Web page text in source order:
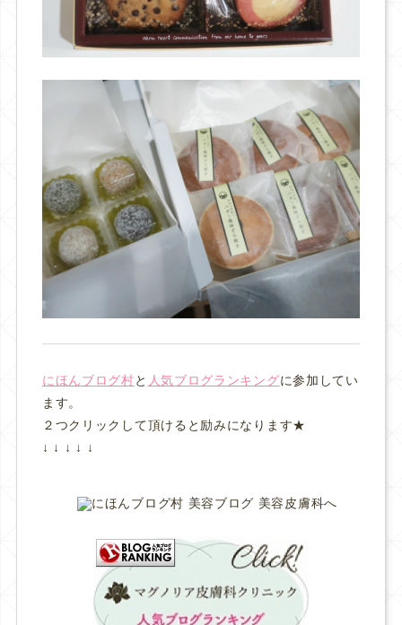
にほんブログ村と 人気ブログランキングに参加してい
ます。
２つクリックして頂けると励みになります★
↓ ↓ ↓ ↓ ↓